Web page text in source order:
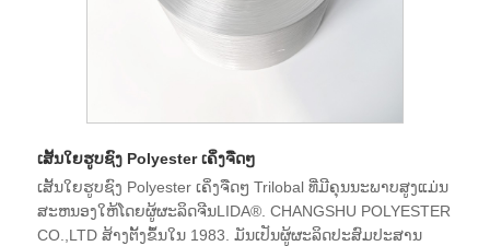
ເສັ້ນໃຍຮູບຊົງ Polyester ເຄິ່ງຈືດໆ
ເສັ້ນໃຍຮູບຊົງ Polyester ເຄິ່ງຈືດໆ Trilobal ທີ່ມີຄຸນນະພາບສູງແມ່ນ
ສະຫນອງໃຫ້ໂດຍຜູ້ຜະລິດຈີນLIDA®. CHANGSHU POLYESTER
CO.,LTD ສ້າງຕັ້ງຂຶ້ນໃນ 1983. ມັນເປັນຜູ້ຜະລິດປະສົມປະສານ